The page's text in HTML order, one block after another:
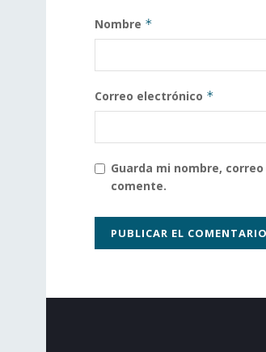
Nombre *
Correo electrónico *
Guarda mi nombre,
comente.